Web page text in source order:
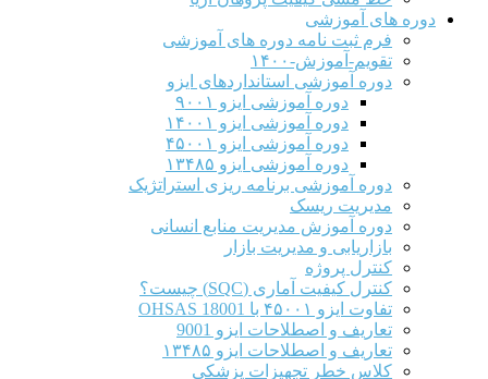
دوره های آموزشی
فرم ثبت نامه دوره های آموزشی
تقویم-آموزش-۱۴۰۰
دوره آموزشی استانداردهای ایزو
دوره آموزشی ایزو ۹۰۰۱
دوره آموزشی ایزو ۱۴۰۰۱
دوره آموزشی ایزو ۴۵۰۰۱
دوره آموزشی ایزو ۱۳۴۸۵
دوره آموزشی برنامه ریزی استراتژیک
مدیریت ریسک
دوره آموزش مدیریت منابع انسانی
بازاریابی و مدیریت بازار
کنترل پروژه
کنترل کیفیت آماری (SQC) چیست؟
تفاوت ایزو ۴۵۰۰۱ با OHSAS 18001
تعاریف و اصطلاحات ایزو 9001
تعاریف و اصطلاحات ایزو ۱۳۴۸۵
کلاس خطر تجهیزات پزشکی